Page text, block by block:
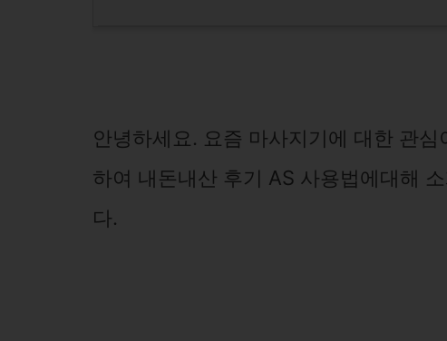
안녕하세요. 요즘 마사지기에 대한 관
하여 내돈내산 후기 AS 사용법에대해
다.